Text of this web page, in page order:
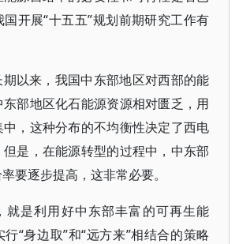
开展“十五五”规划前期研究工作有
以来，我国中东部地区对西部的能
部地区化石能源资源相对匮乏，用
，这种分布的不均衡性决定了西电
是，在能源转型的过程中，中东部
要逐步提高，这非常必要。
就是利用好中东部丰富的可再生能
“身边取”和“远方来”相结合的策略